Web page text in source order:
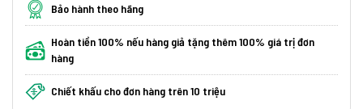
Bảo hành theo hãng
Hoàn tiền 100% nếu hàng giả tặng thêm 100% giá trị đơn
hàng
Chiết khấu cho đơn hàng trên 10 triệu